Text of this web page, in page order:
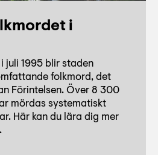
i
juli 1995 blir staden
folkmord, det
Förintelsen. Över 8 300
mördas systematiskt
Här kan du lära dig mer